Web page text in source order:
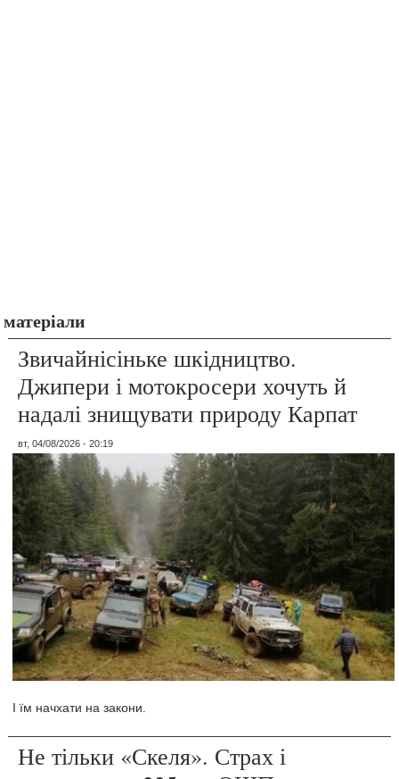
матеріали
Звичайнісіньке шкідництво.
Джипери і мотокросери хочуть й
надалі знищувати природу Карпат
вт, 04/08/2026 - 20:19
І їм начхати на закони.
Не тільки «Скеля». Страх і